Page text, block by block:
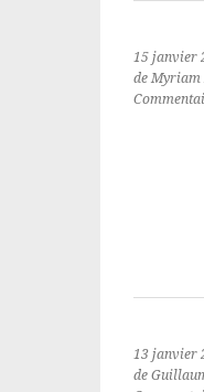
15 janvier
de Myriam
13 janvier
de